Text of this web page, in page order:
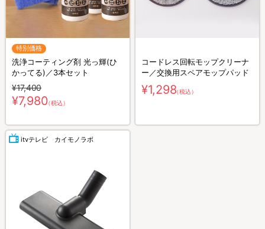
特別価格
洗浄コーティング剤 光っ輝(ひ
かってる)／3本セット
¥17,400
¥7,980（税込）
コードレス回転モップクリーナ
ー／交換用スペアモップパッド
¥1,298（税込）
itvテレビ カイモノラボ